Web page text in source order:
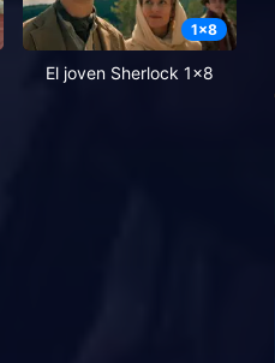
1x8
El joven Sherlock 1x8